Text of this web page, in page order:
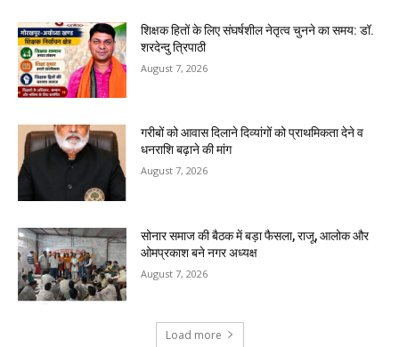
शिक्षक हितों के लिए संघर्षशील नेतृत्व चुनने का समय: डॉ.
शरदेन्दु त्रिपाठी
August 7, 2026
गरीबों को आवास दिलाने दिव्यांगों को प्राथमिकता देने व
धनराशि बढ़ाने की मांग
August 7, 2026
सोनार समाज की बैठक में बड़ा फैसला, राजू, आलोक और
ओमप्रकाश बने नगर अध्यक्ष
August 7, 2026
Load more